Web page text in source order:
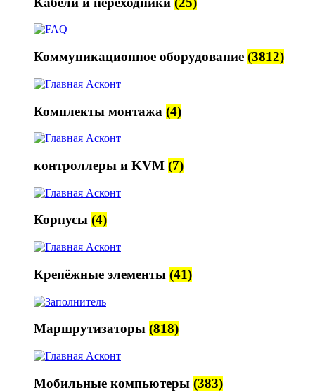
Коммуникационное оборудование (3812)
Комплекты монтажа (4)
контроллеры и KVM (7)
Корпусы (4)
Крепёжные элементы (41)
Маршрутизаторы (818)
Мобильные компьютеры (383)